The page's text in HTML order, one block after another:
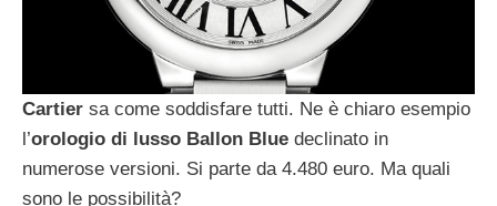
Cartier sa come soddisfare tutti. Ne è chiaro esempio
l’orologio di lusso Ballon Blue declinato in
numerose versioni. Si parte da 4.480 euro. Ma quali
sono le possibilità?